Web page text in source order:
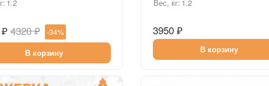
1.2
4320 ₽
-34%
В корзину
Вес, кг: 1.2
3950 ₽
В корзину